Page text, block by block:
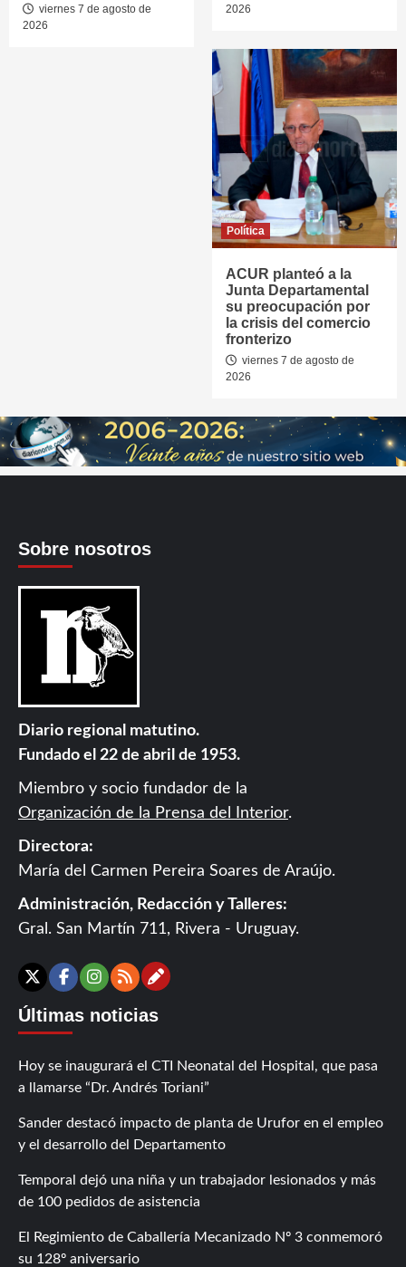
viernes 7 de agosto de
2026
2026
Política
ACUR planteó a la
Junta Departamental
su preocupación por
la crisis del comercio
fronterizo
viernes 7 de agosto de
2026
Sobre nosotros
Diario regional matutino.
Fundado el 22 de abril de 1953.
Miembro y socio fundador de la
Organización de la Prensa del Interior.
Directora:
María del Carmen Pereira Soares de Araújo.
Administración, Redacción y Talleres:
Gral. San Martín 711, Rivera - Uruguay.
X Facebook
Instagram
RSSContáctanos
Últimas noticias
Hoy se inaugurará el CTI Neonatal del Hospital, que pasa
a llamarse “Dr. Andrés Toriani”
Sander destacó impacto de planta de Urufor en el empleo
y el desarrollo del Departamento
Temporal dejó una niña y un trabajador lesionados y más
de 100 pedidos de asistencia
El Regimiento de Caballería Mecanizado Nº 3 conmemoró
su 128º aniversario